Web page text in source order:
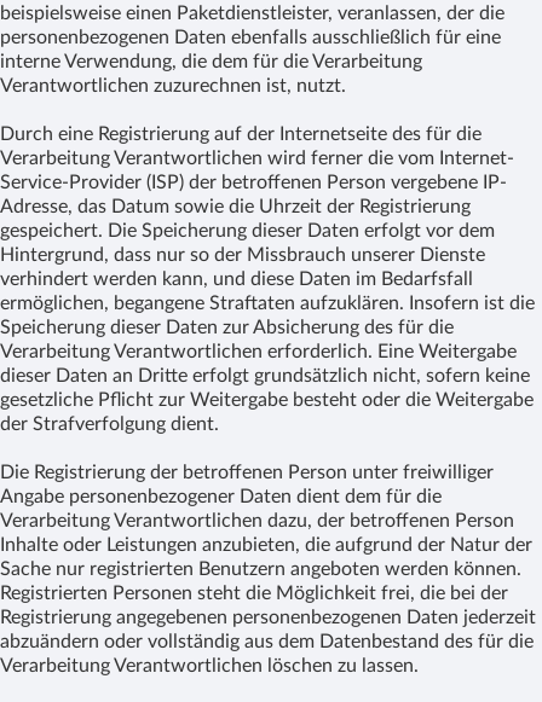
beispielsweise einen Paketdienstleister, veranlassen, der die
personenbezogenen Daten ebenfalls ausschließlich für eine
interne Verwendung, die dem für die Verarbeitung
Verantwortlichen zuzurechnen ist, nutzt.
Durch eine Registrierung auf der Internetseite des für die
Verarbeitung Verantwortlichen wird ferner die vom Internet-
Service-Provider (ISP) der betroffenen Person vergebene IP-
Adresse, das Datum sowie die Uhrzeit der Registrierung
gespeichert. Die Speicherung dieser Daten erfolgt vor dem
Hintergrund, dass nur so der Missbrauch unserer Dienste
verhindert werden kann, und diese Daten im Bedarfsfall
ermöglichen, begangene Straftaten aufzuklären. Insofern ist die
Speicherung dieser Daten zur Absicherung des für die
Verarbeitung Verantwortlichen erforderlich. Eine Weitergabe
dieser Daten an Dritte erfolgt grundsätzlich nicht, sofern keine
gesetzliche Pflicht zur Weitergabe besteht oder die Weitergabe
der Strafverfolgung dient.
Die Registrierung der betroffenen Person unter freiwilliger
Angabe personenbezogener Daten dient dem für die
Verarbeitung Verantwortlichen dazu, der betroffenen Person
Inhalte oder Leistungen anzubieten, die aufgrund der Natur der
Sache nur registrierten Benutzern angeboten werden können.
Registrierten Personen steht die Möglichkeit frei, die bei der
Registrierung angegebenen personenbezogenen Daten jederzeit
abzuändern oder vollständig aus dem Datenbestand des für die
Verarbeitung Verantwortlichen löschen zu lassen.